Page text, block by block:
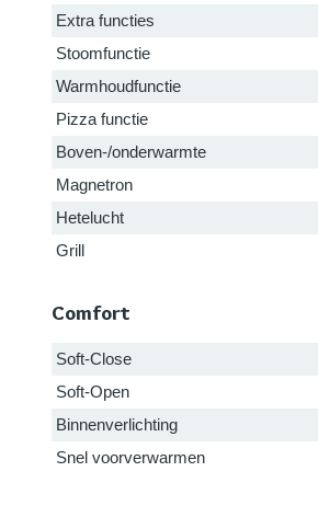
Extra functies
Stoomfunctie
Warmhoudfunctie
Pizza functie
Boven-/onderwarmte
Magnetron
Hetelucht
Grill
Comfort
Soft-Close
Soft-Open
Binnenverlichting
Snel voorverwarmen